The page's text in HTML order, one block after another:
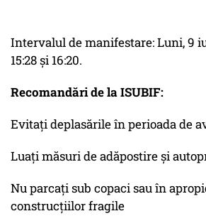
Intervalul de manifestare: Luni, 9
15:28 și 16:20.
Recomandări de la ISUBIF:
Evitați deplasările în perioada de
Luați măsuri de adăpostire și
Nu parcați sub copaci sau în
construcțiilor fragile